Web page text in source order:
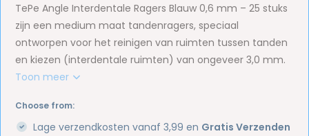
TePe Angle Interdentale Ragers Blauw 0,6 mm – 25 stuks
zijn een medium maat tandenragers, speciaal
ontworpen voor het reinigen van ruimten tussen tanden
en kiezen (interdentale ruimten) van ongeveer 3,0 mm.
Toon meer
Choose from:
Lage verzendkosten vanaf 3,99 en Gratis Verzenden